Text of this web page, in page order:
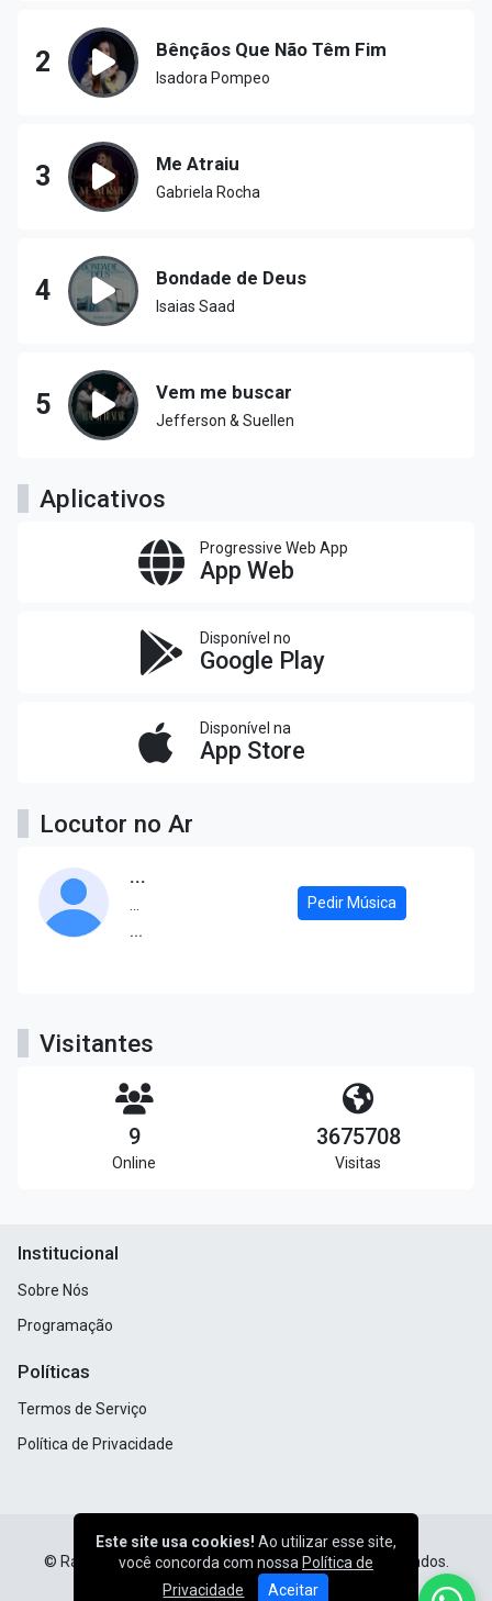
2 Bênçãos Que Não Têm Fim
Isadora Pompeo
3 Me Atraiu
Gabriela Rocha
4 Bondade de Deus
Isaias Saad
5 Vem me buscar
Jefferson & Suellen
Aplicativos
Progressive Web App
App Web
Disponível no
Google Play
Disponível na
App Store
Locutor no Ar
...
...
Pedir Música
Visitantes
9
Online
3675708
Visitas
Institucional
Sobre Nós
Programação
Políticas
Termos de Serviço
Política de Privacidade
© Rádio Batista Livramento - Todos os direitos reservados.
Este site usa cookies! Ao utilizar esse site,
você concorda com nossa Política de
Privacidade
Aceitar